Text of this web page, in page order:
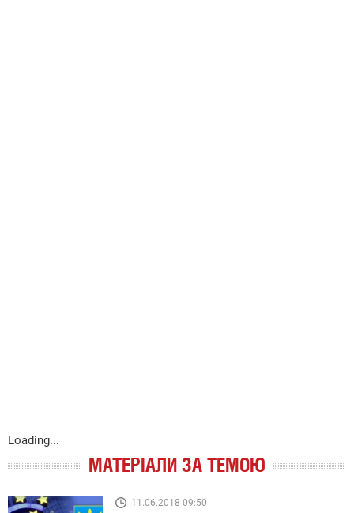
Loading...
МАТЕРІАЛИ ЗА ТЕМОЮ
11.06.2018 09:50